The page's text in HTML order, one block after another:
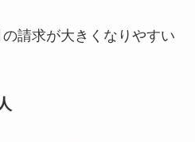
請求が大きくなりやすい